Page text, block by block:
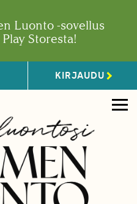
Luonto -sovellus
Storesta!
KIRJAUDU